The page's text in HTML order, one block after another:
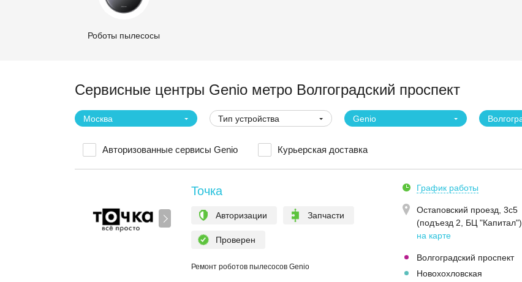
Роботы пылесосы
Сервисные центры Genio метро Волгоградский проспект
Москва Тип устройства Genio
Авторизованные сервисы Genio Курьерская доставка
Точка
Авторизации Запчасти
Проверен
Ремонт роботов пылесосов Genio
График работы
Остаповский проезд, 3с5
(подъезд 2, БЦ "Капитал")
на карте
Волгоградский проспект
Новохохловская